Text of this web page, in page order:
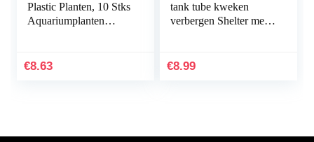
Plastic Planten, 10 Stks
Aquariumplanten
Kunstplanten
€8.63
tank tube kweken
verbergen Shelter met
€8.99